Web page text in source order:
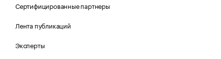
Сертифицированные партнеры
Лента публикаций
Эксперты